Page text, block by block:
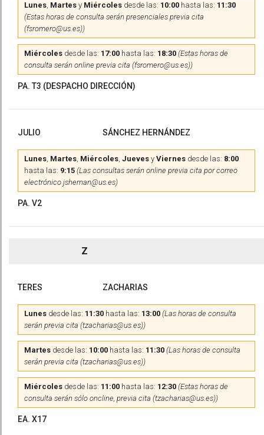
Lunes, Martes y Miércoles desde las: 10:00 hasta las: 11:30
(Estas horas de consulta serán presenciales previa cita
(fsromero@us.es))
Miércoles desde las: 17:00 hasta las: 18:30 (Estas horas de
consulta serán online previa cita (fsromero@us.es))
PA. T3 (DESPACHO DIRECCIÓN)
JULIO SÁNCHEZ HERNÁNDEZ
Lunes, Martes, Miércoles, Jueves y Viernes desde las: 8:00
hasta las: 9:15 (Las consultas serán online previa cita por correo
electrónico jshernan@us.es)
PA. V2
Z
TERES ZACHARIAS
Lunes desde las: 11:30 hasta las: 13:00 (Las horas de consulta
serán previa cita (tzacharias@us.es))
Martes desde las: 10:00 hasta las: 11:30 (Las horas de consulta
serán previa cita (tzacharias@us.es))
Miércoles desde las: 11:00 hasta las: 12:30 (Estas horas de
consulta serán sólo oncline, previa cita (tzacharias@us.es))
EA. X17